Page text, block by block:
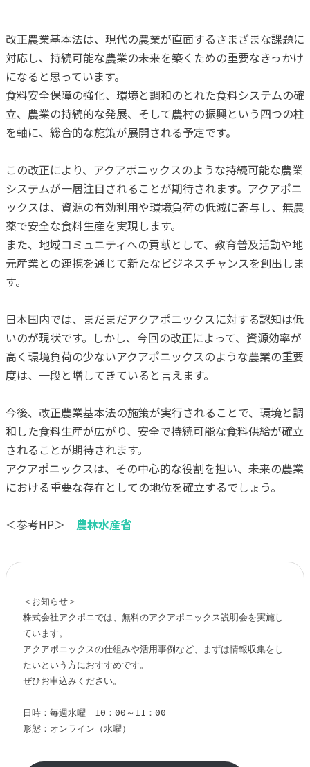
改正農業基本法は、現代の農業が直面するさまざまな課題に
対応し、持続可能な農業の未来を築くための重要なきっかけ
になると思っています。
食料安全保障の強化、環境と調和のとれた食料システムの確
立、農業の持続的な発展、そして農村の振興という四つの柱
を軸に、総合的な施策が展開される予定です。
この改正により、アクアポニックスのような持続可能な農業
システムが一層注目されることが期待されます。アクアポニ
ックスは、資源の有効利用や環境負荷の低減に寄与し、無農
薬で安全な食料生産を実現します。
また、地域コミュニティへの貢献として、教育普及活動や地
元産業との連携を通じて新たなビジネスチャンスを創出しま
す。
日本国内では、まだまだアクアポニックスに対する認知は低
いのが現状です。しかし、今回の改正によって、資源効率が
高く環境負荷の少ないアクアポニックスのような農業の重要
度は、一段と増してきていると言えます。
今後、改正農業基本法の施策が実行されることで、環境と調
和した食料生産が広がり、安全で持続可能な食料供給が確立
されることが期待されます。
アクアポニックスは、その中心的な役割を担い、未来の農業
における重要な存在としての地位を確立するでしょう。
＜参考HP＞ 農林水産省
＜お知らせ＞
株式会社アクポニでは、無料のアクアポニックス説明会を実施し
ています。
アクアポニックスの仕組みや活用事例など、まずは情報収集をし
たいという方におすすめです。
ぜひお申込みください。
日時：毎週水曜　10：00～11：00
形態：オンライン（水曜）